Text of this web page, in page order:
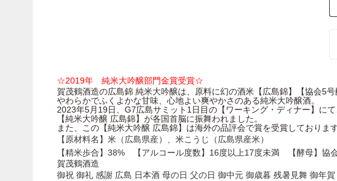
☆2019年 純米大吟醸部門金賞受賞☆
賀茂鶴酒造の広島錦 純米大吟醸は、原料に幻の酒米【広島錦】【協会5号
やわらかでふくよかな甘味、心地よい爽やかさのある純米大吟醸酒。
2023年5月19日、G7広島サミット1日目の【ワーキング・ディナー】にて
【純米大吟醸 広島錦】が各国首脳に振舞われました。
また、この【純米大吟醸 広島錦】は海外の品評会で賞を受賞しております
【原材料名】米（広島県産）、米こうじ（広島県産米）
【精米歩合】38% 【アルコール度数】16度以上17度未満 【酵母】協
賀茂鶴酒造
御祝 御礼 感謝 広島 日本酒 母の日 父の日 御中元 御歳暮 残暑見舞 御年